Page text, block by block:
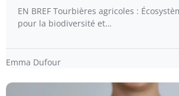
EN BREF Tourbières agricoles :
pour la biodiversité et…
Emma Dufour